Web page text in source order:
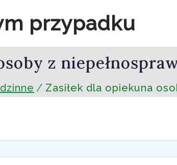
przypadku
z
Zasiłek dla opiekuna